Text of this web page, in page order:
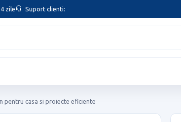
zile Suport clienti:
pentru casa si proiecte eficiente